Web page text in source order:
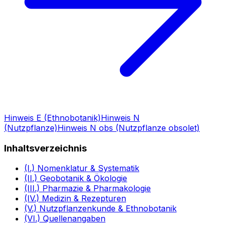
Hinweis E (Ethnobotanik)Hinweis N
(Nutzpflanze)Hinweis N obs (Nutzpflanze obsolet)
Inhaltsverzeichnis
(I.) Nomenklatur & Systematik
(II.) Geobotanik & Ökologie
(III.) Pharmazie & Pharmakologie
(IV.) Medizin & Rezepturen
(V.) Nutzpflanzenkunde & Ethnobotanik
(VI.) Quellenangaben